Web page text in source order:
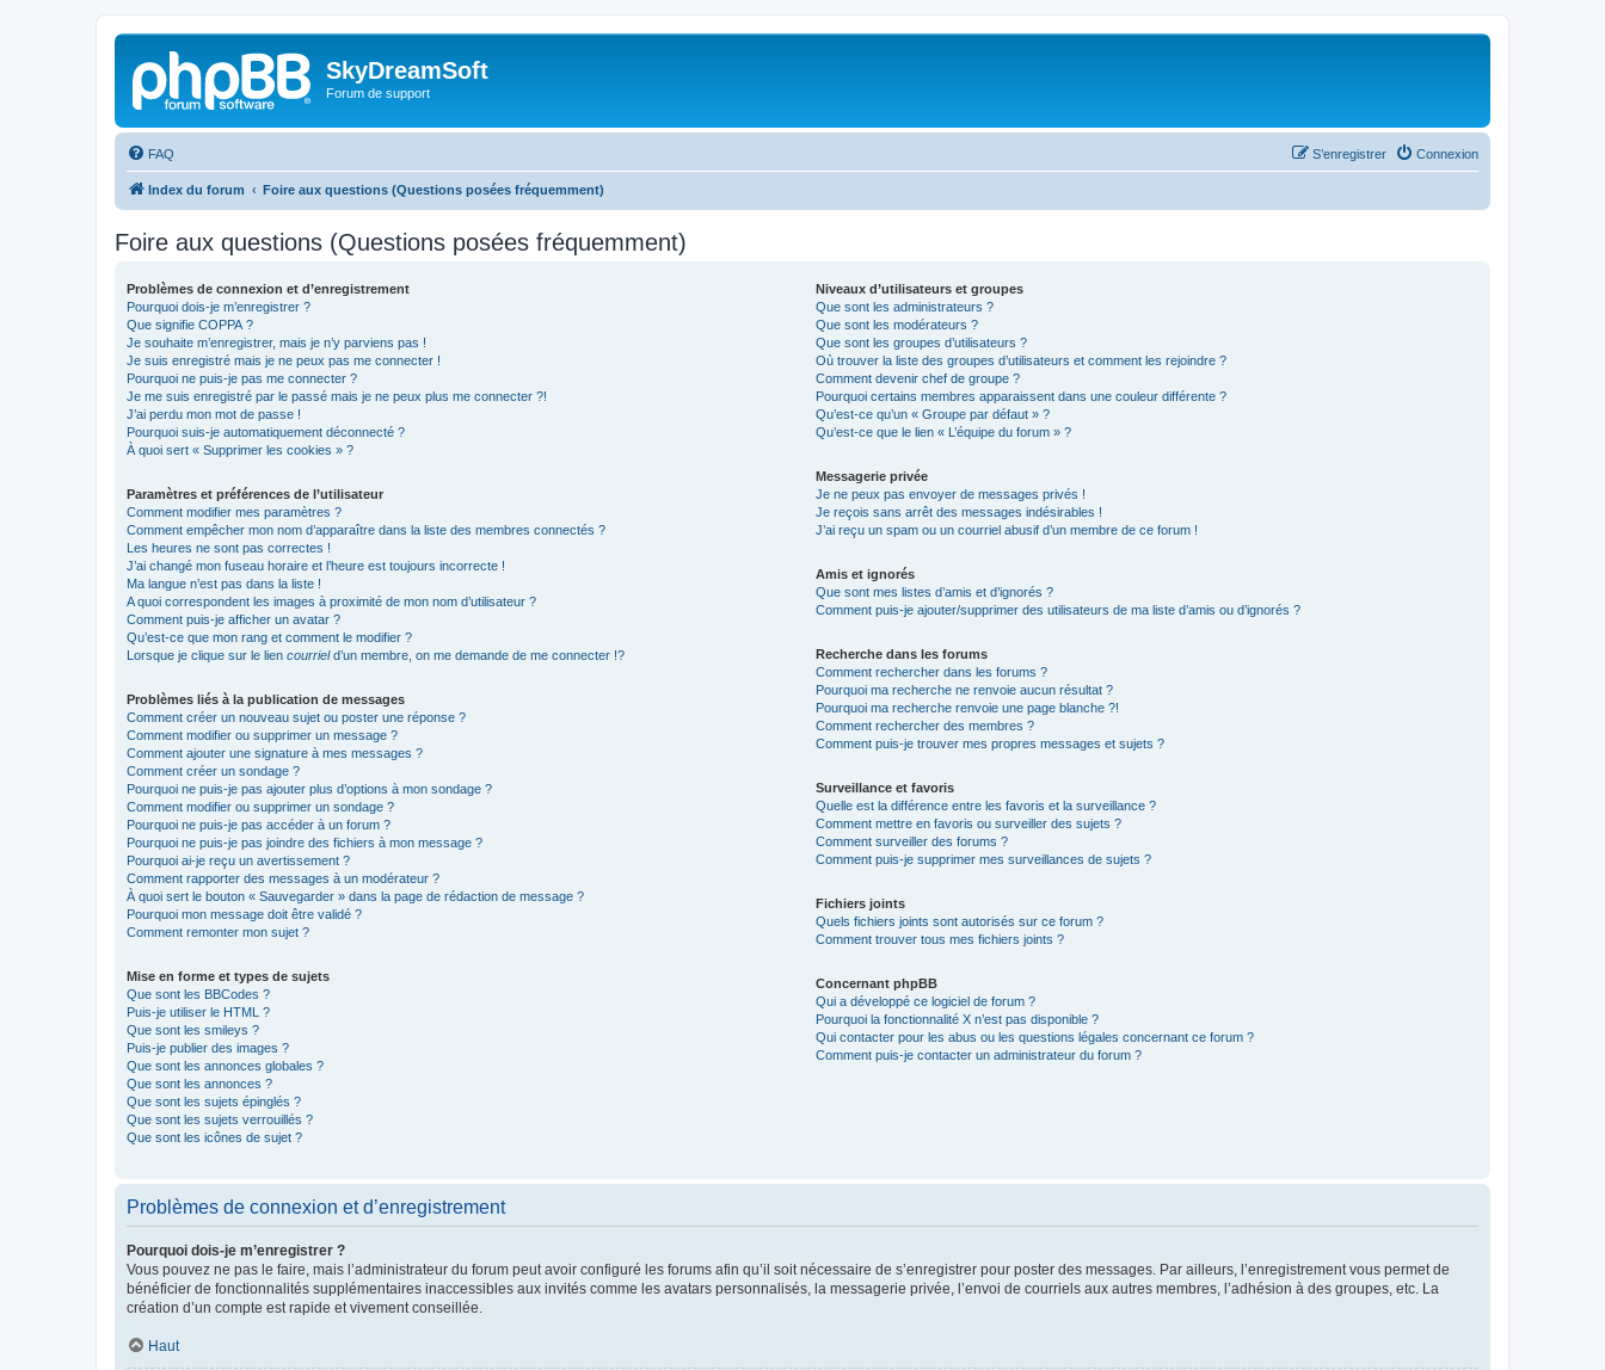
SkyDreamSoft
Forum de support
FAQ Connexion
S’enregistrer
Index du forum Foire aux questions (Questions posées fréquemment)
Foire aux questions (Questions posées fréquemment)
Problèmes de connexion et d’enregistrement
Pourquoi dois-je m’enregistrer ?
Que signifie COPPA ?
Je souhaite m’enregistrer, mais je n’y parviens pas !
Je suis enregistré mais je ne peux pas me connecter !
Pourquoi ne puis-je pas me connecter ?
Je me suis enregistré par le passé mais je ne peux plus me connecter ?!
J’ai perdu mon mot de passe !
Pourquoi suis-je automatiquement déconnecté ?
À quoi sert « Supprimer les cookies » ?
Paramètres et préférences de l’utilisateur
Comment modifier mes paramètres ?
Comment empêcher mon nom d’apparaître dans la liste des membres connectés ?
Les heures ne sont pas correctes !
J’ai changé mon fuseau horaire et l’heure est toujours incorrecte !
Ma langue n’est pas dans la liste !
A quoi correspondent les images à proximité de mon nom d’utilisateur ?
Comment puis-je afficher un avatar ?
Qu’est-ce que mon rang et comment le modifier ?
Lorsque je clique sur le lien courrield’un membre, on me demande de me connecter !?
Problèmes liés à la publication de messages
Comment créer un nouveau sujet ou poster une réponse ?
Comment modifier ou supprimer un message ?
Comment ajouter une signature à mes messages ?
Comment créer un sondage ?
Pourquoi ne puis-je pas ajouter plus d’options à mon sondage ?
Comment modifier ou supprimer un sondage ?
Pourquoi ne puis-je pas accéder à un forum ?
Pourquoi ne puis-je pas joindre des fichiers à mon message ?
Pourquoi ai-je reçu un avertissement ?
Comment rapporter des messages à un modérateur ?
À quoi sert le bouton « Sauvegarder » dans la page de rédaction de message ?
Pourquoi mon message doit être validé ?
Comment remonter mon sujet ?
Mise en forme et types de sujets
Que sont les BBCodes ?
Puis-je utiliser le HTML ?
Que sont les smileys ?
Puis-je publier des images ?
Que sont les annonces globales ?
Que sont les annonces ?
Que sont les sujets épinglés ?
Que sont les sujets verrouillés ?
Que sont les icônes de sujet ?
Niveaux d’utilisateurs et groupes
Que sont les administrateurs ?
Que sont les modérateurs ?
Que sont les groupes d’utilisateurs ?
Où trouver la liste des groupes d’utilisateurs et comment les rejoindre ?
Comment devenir chef de groupe ?
Pourquoi certains membres apparaissent dans une couleur différente ?
Qu’est-ce qu’un « Groupe par défaut » ?
Qu’est-ce que le lien « L’équipe du forum » ?
Messagerie privée
Je ne peux pas envoyer de messages privés !
Je reçois sans arrêt des messages indésirables !
J’ai reçu un spam ou un courriel abusif d’un membre de ce forum !
Amis et ignorés
Que sont mes listes d’amis et d’ignorés ?
Comment puis-je ajouter/supprimer des utilisateurs de ma liste d’amis ou d’ignorés ?
Recherche dans les forums
Comment rechercher dans les forums ?
Pourquoi ma recherche ne renvoie aucun résultat ?
Pourquoi ma recherche renvoie une page blanche ?!
Comment rechercher des membres ?
Comment puis-je trouver mes propres messages et sujets ?
Surveillance et favoris
Quelle est la différence entre les favoris et la surveillance ?
Comment mettre en favoris ou surveiller des sujets ?
Comment surveiller des forums ?
Comment puis-je supprimer mes surveillances de sujets ?
Fichiers joints
Quels fichiers joints sont autorisés sur ce forum ?
Comment trouver tous mes fichiers joints ?
Concernant phpBB
Qui a développé ce logiciel de forum ?
Pourquoi la fonctionnalité X n’est pas disponible ?
Qui contacter pour les abus ou les questions légales concernant ce forum ?
Comment puis-je contacter un administrateur du forum ?
Problèmes de connexion et d’enregistrement
Pourquoi dois-je m’enregistrer ?
Vous pouvez ne pas le faire, mais l’administrateur du forum peut avoir configuré les forums afin qu’il soit nécessaire de s’enregistrer pour poster des messages. Par ailleurs, l’enregistrement vous permet de
bénéficier de fonctionnalités supplémentaires inaccessibles aux invités comme les avatars personnalisés, la messagerie privée, l’envoi de courriels aux autres membres, l’adhésion à des groupes, etc. La
création d’un compte est rapide et vivement conseillée.
Haut